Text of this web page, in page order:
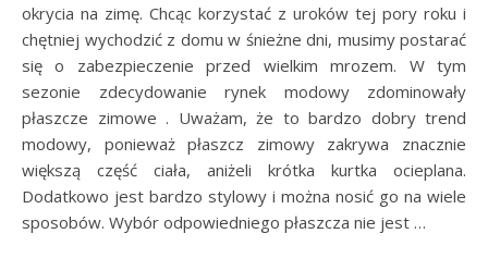
okrycia na zimę. Chcąc korzystać z uroków tej pory roku i
chętniej wychodzić z domu w śnieżne dni, musimy postarać
się o zabezpieczenie przed wielkim mrozem. W tym
sezonie zdecydowanie rynek modowy zdominowały
płaszcze zimowe . Uważam, że to bardzo dobry trend
modowy, ponieważ płaszcz zimowy zakrywa znacznie
większą część ciała, aniżeli krótka kurtka ocieplana.
Dodatkowo jest bardzo stylowy i można nosić go na wiele
sposobów. Wybór odpowiedniego płaszcza nie jest …